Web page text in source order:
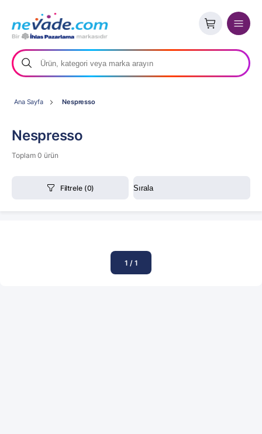
Ana Sayfa Nespresso
Nespresso
Toplam 0 ürün
Filtrele (0)